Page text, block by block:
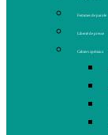
Femmes de parole
Liberté de presse
Cahiers spéciaux